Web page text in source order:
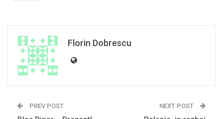
Florin Dobrescu
PREV POST NEXT POST